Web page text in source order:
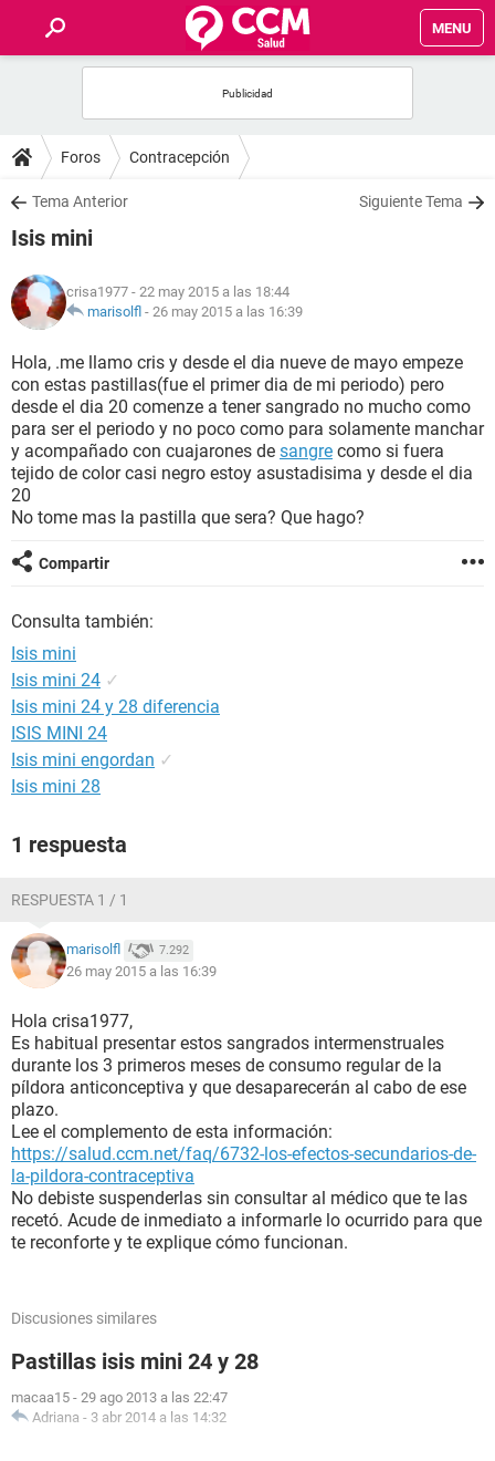
MENU
FOROS
SALUD
NUTRICIÓN
BIENESTAR
SEXUALIDAD
GLOSARIO
Foros Contracepción
Tema Anterior Siguiente Tema
Isis mini
crisa1977 - 22 may 2015 a las 18:44
marisolfl - 26 may 2015 a las 16:39
Hola, .me llamo cris y desde el dia nueve de mayo empeze
con estas pastillas(fue el primer dia de mi periodo) pero
desde el dia 20 comenze a tener sangrado no mucho como
para ser el periodo y no poco como para solamente manchar
y acompañado con cuajarones de sangre como si fuera
tejido de color casi negro estoy asustadisima y desde el dia
20
No tome mas la pastilla que sera? Que hago?
Compartir
Consulta también:
Isis mini
Isis mini 24 ✓
Isis mini 24 y 28 diferencia
ISIS MINI 24
Isis mini engordan ✓
Isis mini 28
1 respuesta
RESPUESTA 1 / 1
marisolfl 7.292
26 may 2015 a las 16:39
Hola crisa1977,
Es habitual presentar estos sangrados intermenstruales
durante los 3 primeros meses de consumo regular de la
píldora anticonceptiva y que desaparecerán al cabo de ese
plazo.
Lee el complemento de esta información:
https://salud.ccm.net/faq/6732-los-efectos-secundarios-de-
la-pildora-contraceptiva
No debiste suspenderlas sin consultar al médico que te las
recetó. Acude de inmediato a informarle lo ocurrido para que
te reconforte y te explique cómo funcionan.
Discusiones similares
Pastillas isis mini 24 y 28
macaa15 - 29 ago 2013 a las 22:47
Adriana - 3 abr 2014 a las 14:32